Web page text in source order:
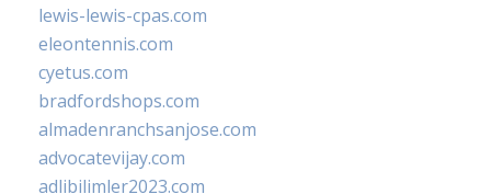
lewis-lewis-cpas.com
eleontennis.com
cyetus.com
bradfordshops.com
almadenranchsanjose.com
advocatevijay.com
adlibilimler2023.com